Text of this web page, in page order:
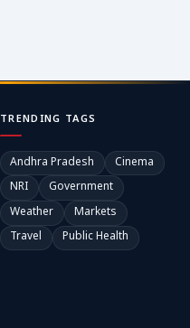
TRENDING TAGS
Andhra Pradesh
Cinema
NRI
Government
Weather
Markets
Travel
Public Health